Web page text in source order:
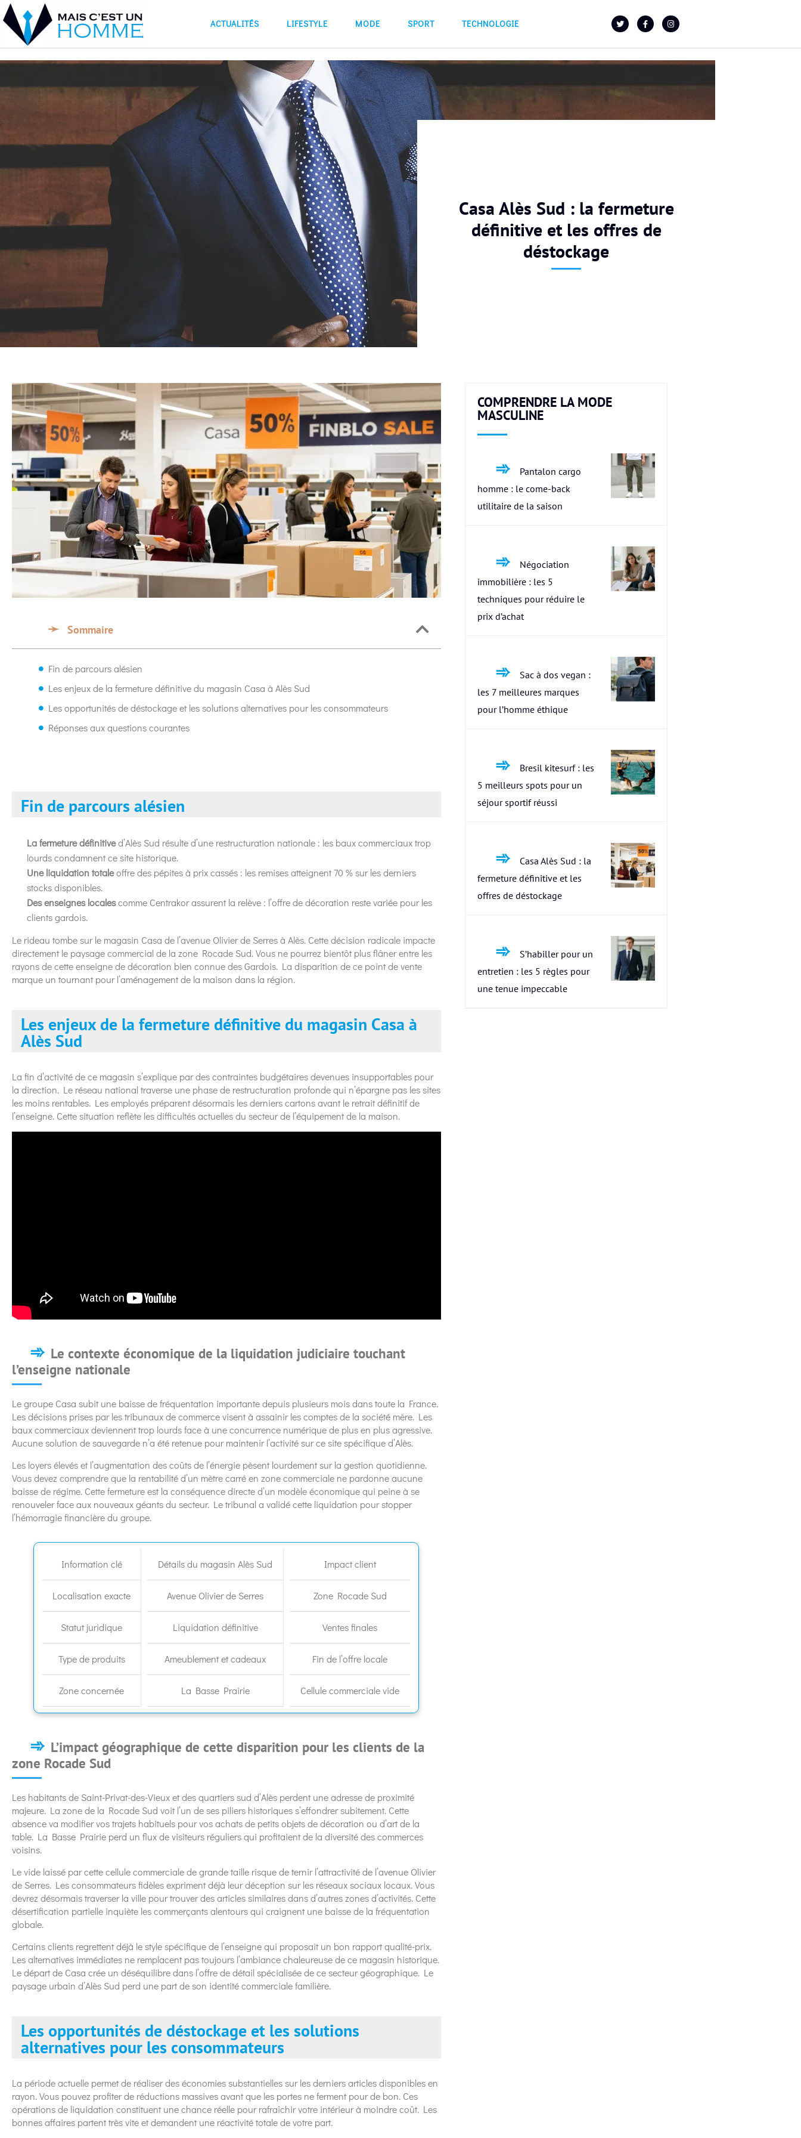
ACTUALITÉS LIFESTYLE MODE SPORT TECHNOLOGIE
Casa Alès Sud : la fermeture
définitive et les offres de
déstockage
Sommaire
Fin de parcours alésien
Les enjeux de la fermeture définitive du magasin Casa à Alès Sud
Les opportunités de déstockage et les solutions alternatives pour les consommateurs
Réponses aux questions courantes
Fin de parcours alésien
La fermeture définitived’Alès Sud résulte d’une restructuration nationale : les baux commerciaux trop
lourds condamnent ce site historique.
Une liquidation totaleoffre des pépites à prix cassés : les remises atteignent 70 % sur les derniers
stocks disponibles.
Des enseignes localescomme Centrakor assurent la relève : l’offre de décoration reste variée pour les
clients gardois.
Le rideau tombe sur le magasin Casa de l’avenue Olivier de Serres à Alès. Cette décision radicale impacte
directement le paysage commercial de la zone Rocade Sud. Vous ne pourrez bientôt plus flâner entre les
rayons de cette enseigne de décoration bien connue des Gardois. La disparition de ce point de vente
marque un tournant pour l’aménagement de la maison dans la région.
Les enjeux de la fermeture définitive du magasin Casa à
Alès Sud
La fin d’activité de ce magasin s’explique par des contraintes budgétaires devenues insupportables pour
la direction. Le réseau national traverse une phase de restructuration profonde qui n’épargne pas les sites
les moins rentables. Les employés préparent désormais les derniers cartons avant le retrait définitif de
l’enseigne. Cette situation reflète les difficultés actuelles du secteur de l’équipement de la maison.
Le contexte économique de la liquidation judiciaire touchant
l’enseigne nationale
Le groupe Casa subit une baisse de fréquentation importante depuis plusieurs mois dans toute la France.
Les décisions prises par les tribunaux de commerce visent à assainir les comptes de la société mère. Les
baux commerciaux deviennent trop lourds face à une concurrence numérique de plus en plus agressive.
Aucune solution de sauvegarde n’a été retenue pour maintenir l’activité sur ce site spécifique d’Alès.
Les loyers élevés et l’augmentation des coûts de l’énergie pèsent lourdement sur la gestion quotidienne.
Vous devez comprendre que la rentabilité d’un mètre carré en zone commerciale ne pardonne aucune
baisse de régime. Cette fermeture est la conséquence directe d’un modèle économique qui peine à se
renouveler face aux nouveaux géants du secteur. Le tribunal a validé cette liquidation pour stopper
l’hémorragie financière du groupe.
Information clé Détails du magasin Alès Sud Impact client
Localisation exacte Avenue Olivier de Serres Zone Rocade Sud
Statut juridique Liquidation définitive Ventes finales
Type de produits Ameublement et cadeaux Fin de l’offre locale
Zone concernée La Basse Prairie Cellule commerciale vide
L’impact géographique de cette disparition pour les clients de la
zone Rocade Sud
Les habitants de Saint-Privat-des-Vieux et des quartiers sud d’Alès perdent une adresse de proximité
majeure. La zone de la Rocade Sud voit l’un de ses piliers historiques s’effondrer subitement. Cette
absence va modifier vos trajets habituels pour vos achats de petits objets de décoration ou d’art de la
table. La Basse Prairie perd un flux de visiteurs réguliers qui profitaient de la diversité des commerces
voisins.
Le vide laissé par cette cellule commerciale de grande taille risque de ternir l’attractivité de l’avenue Olivier
de Serres. Les consommateurs fidèles expriment déjà leur déception sur les réseaux sociaux locaux. Vous
devrez désormais traverser la ville pour trouver des articles similaires dans d’autres zones d’activités. Cette
désertification partielle inquiète les commerçants alentours qui craignent une baisse de la fréquentation
globale.
Certains clients regrettent déjà le style spécifique de l’enseigne qui proposait un bon rapport qualité-prix.
Les alternatives immédiates ne remplacent pas toujours l’ambiance chaleureuse de ce magasin historique.
Le départ de Casa crée un déséquilibre dans l’offre de détail spécialisée de ce secteur géographique. Le
paysage urbain d’Alès Sud perd une part de son identité commerciale familière.
Les opportunités de déstockage et les solutions
alternatives pour les consommateurs
La période actuelle permet de réaliser des économies substantielles sur les derniers articles disponibles en
rayon. Vous pouvez profiter de réductions massives avant que les portes ne ferment pour de bon. Ces
opérations de liquidation constituent une chance réelle pour rafraîchir votre intérieur à moindre coût. Les
bonnes affaires partent très vite et demandent une réactivité totale de votre part.
COMPRENDRE LA MODE
MASCULINE
Pantalon cargo
homme : le come-back
utilitaire de la saison
Négociation
immobilière : les 5
techniques pour réduire le
prix d’achat
Sac à dos vegan :
les 7 meilleures marques
pour l’homme éthique
Bresil kitesurf : les
5 meilleurs spots pour un
séjour sportif réussi
Casa Alès Sud : la
fermeture définitive et les
offres de déstockage
S’habiller pour un
entretien : les 5 règles pour
une tenue impeccable